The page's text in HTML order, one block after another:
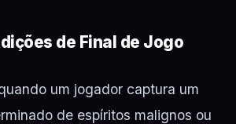
de Final de Jogo
um jogador captura um
de espíritos malignos ou